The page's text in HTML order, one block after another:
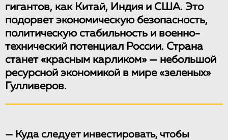
гигантов, как Китай, Индия и США. Это
подорвет экономическую безопасность,
политическую стабильность и военно-
технический потенциал России. Страна
станет «красным карликом» — небольшой
ресурсной экономикой в мире «зеленых»
Гулливеров.
— Куда следует инвестировать, чтобы